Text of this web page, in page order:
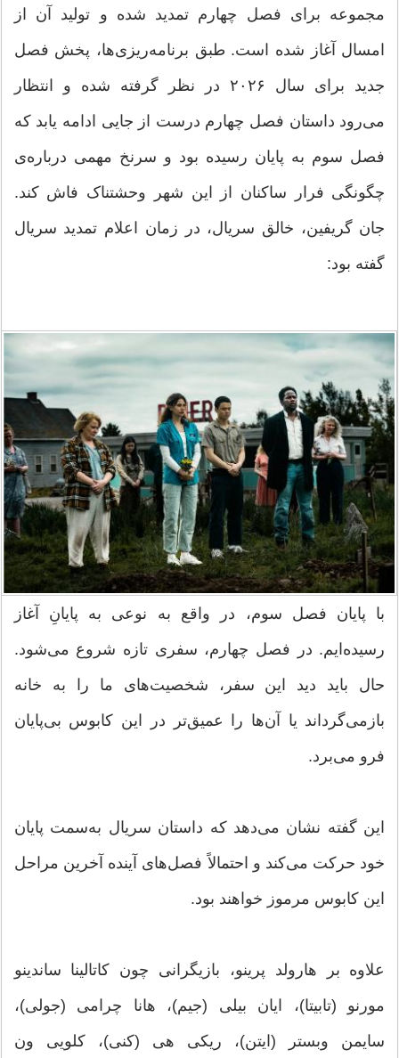
مجموعه برای فصل چهارم تمدید شده و تولید آن از
امسال آغاز شده است. طبق برنامه‌ریزی‌ها، پخش فصل
جدید برای سال ۲۰۲۶ در نظر گرفته شده و انتظار
می‌رود داستان فصل چهارم درست از جایی ادامه یابد که
فصل سوم به پایان رسیده بود و سرنخ مهمی درباره‌ی
چگونگی فرار ساکنان از این شهر وحشتناک فاش کند.
جان گریفین، خالق سریال، در زمان اعلام تمدید سریال
گفته بود:
با پایان فصل سوم، در واقع به نوعی به پایانِ آغاز
رسیده‌ایم. در فصل چهارم، سفری تازه شروع می‌شود.
حال باید دید این سفر، شخصیت‌های ما را به خانه
بازمی‌گرداند یا آن‌ها را عمیق‌تر در این کابوس بی‌پایان
فرو می‌برد.
این گفته نشان می‌دهد که داستان سریال به‌سمت پایان
خود حرکت می‌کند و احتمالاً فصل‌های آینده آخرین مراحل
این کابوس مرموز خواهند بود.
علاوه بر هارولد پرینو، بازیگرانی چون کاتالینا ساندینو
مورنو (تابیتا)، ایان بیلی (جیم)، هانا چرامی (جولی)،
سایمن وبستر (ایتن)، ریکی هی (کنی)، کلویی ون